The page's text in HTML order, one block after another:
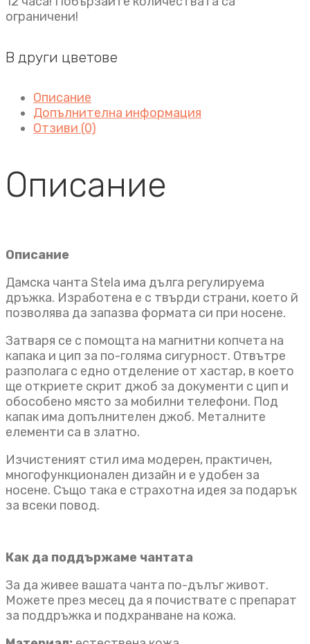
ограничени!
В други цветове
Описание
Допълнителна информация
Отзиви (0)
Описание
Описание
Дамска чанта Stela има дълга регулируема
дръжка. Изработена е с твърди страни, което й
позволява да запазва формата си при носене.
Затваря се с помощта на магнитни копчета на
капака и цип за по-голяма сигурност. Отвътре
разполага с едно отделение от хастар, в което
ще откриете скрит джоб за документи с цип и
обособено място за мобилни телефони. Под
капак има допълнителен джоб. Металните
елементи са в златно.
Изчистеният стил има модерен, практичен,
многофункционален дизайн и е удобен за
носене. Също така е страхотна идея за подарък
за всеки повод.
Как да поддържаме чантата
За да живее вашата чанта по-дълъг живот.
Можете през месец да я почиствате с препарат
за поддръжка и подхранване на кожа.